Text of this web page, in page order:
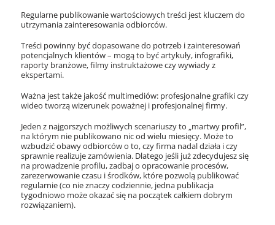
Regularne publikowanie wartościowych treści jest kluczem do
utrzymania zainteresowania odbiorców.
Treści powinny być dopasowane do potrzeb i zainteresowań
potencjalnych klientów – mogą to być artykuły, infografiki,
raporty branżowe, filmy instruktażowe czy wywiady z
ekspertami.
Ważna jest także jakość multimediów: profesjonalne grafiki czy
wideo tworzą wizerunek poważnej i profesjonalnej firmy.
Jeden z najgorszych możliwych scenariuszy to „martwy profil”,
na którym nie publikowano nic od wielu miesięcy. Może to
wzbudzić obawy odbiorców o to, czy firma nadal działa i czy
sprawnie realizuje zamówienia. Dlatego jeśli już zdecydujesz się
na prowadzenie profilu, zadbaj o opracowanie procesów,
zarezerwowanie czasu i środków, które pozwolą publikować
regularnie (co nie znaczy codziennie, jedna publikacja
tygodniowo może okazać się na początek całkiem dobrym
rozwiązaniem).